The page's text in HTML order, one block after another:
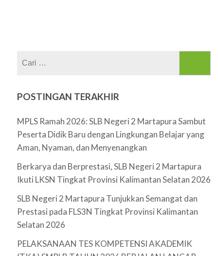
POSTINGAN TERAKHIR
MPLS Ramah 2026: SLB Negeri 2 Martapura Sambut
Peserta Didik Baru dengan Lingkungan Belajar yang
Aman, Nyaman, dan Menyenangkan
Berkarya dan Berprestasi, SLB Negeri 2 Martapura
Ikuti LKSN Tingkat Provinsi Kalimantan Selatan 2026
SLB Negeri 2 Martapura Tunjukkan Semangat dan
Prestasi pada FLS3N Tingkat Provinsi Kalimantan
Selatan 2026
PELAKSANAAN TES KOMPETENSI AKADEMIK